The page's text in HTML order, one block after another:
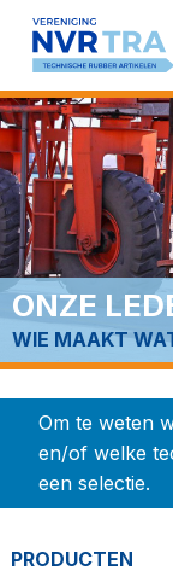
door
naar
inhoud
ONZE
WIE MAAKT
Om te weten
en/of welke
een selectie.
PRODUCTEN